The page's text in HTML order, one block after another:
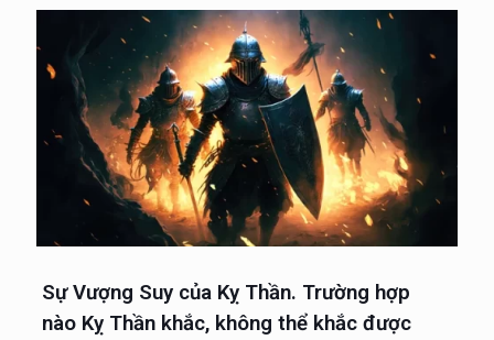
Sự Vượng Suy của Kỵ Thần. Trường hợp
nào Kỵ Thần khắc, không thể khắc được